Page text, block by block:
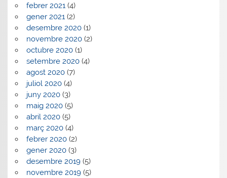
febrer 2021(4)
gener 2021(2)
desembre 2020(1)
novembre 2020(2)
octubre 2020(1)
setembre 2020(4)
agost 2020(7)
juliol 2020(4)
juny 2020(3)
maig 2020(5)
abril 2020(5)
març 2020(4)
febrer 2020(2)
gener 2020(3)
desembre 2019(5)
novembre 2019(5)